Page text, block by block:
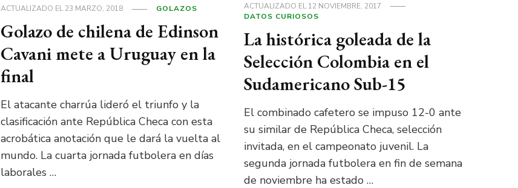
ACTUALIZADO EL23 MARZO, 2018 GOLAZOS
Golazo de chilena de Edinson
Cavani mete a Uruguay en la
final
El atacante charrúa lideró el triunfo y la
clasificación ante República Checa con esta
acrobática anotación que le dará la vuelta al
mundo. La cuarta jornada futbolera en días
laborales …
ACTUALIZADO EL12 NOVIEMBRE, 2017
DATOS CURIOSOS
La histórica goleada de la
Selección Colombia en el
Sudamericano Sub-15
El combinado cafetero se impuso 12-0 ante
su similar de República Checa, selección
invitada, en el campeonato juvenil. La
segunda jornada futbolera en fin de semana
de noviembre ha estado …